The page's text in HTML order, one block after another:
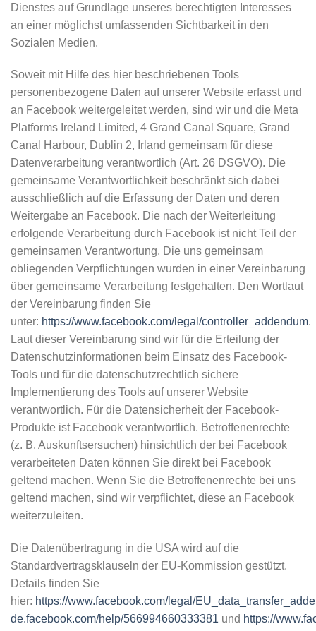
Dienstes auf Grundlage unseres berechtigten Interesses
an einer möglichst umfassenden Sichtbarkeit in den
Sozialen Medien.
Soweit mit Hilfe des hier beschriebenen Tools
personenbezogene Daten auf unserer Website erfasst und
an Facebook weitergeleitet werden, sind wir und die Meta
Platforms Ireland Limited, 4 Grand Canal Square, Grand
Canal Harbour, Dublin 2, Irland gemeinsam für diese
Datenverarbeitung verantwortlich (Art. 26 DSGVO). Die
gemeinsame Verantwortlichkeit beschränkt sich dabei
ausschließlich auf die Erfassung der Daten und deren
Weitergabe an Facebook. Die nach der Weiterleitung
erfolgende Verarbeitung durch Facebook ist nicht Teil der
gemeinsamen Verantwortung. Die uns gemeinsam
obliegenden Verpflichtungen wurden in einer Vereinbarung
über gemeinsame Verarbeitung festgehalten. Den Wortlaut
der Vereinbarung finden Sie
unter: https://www.facebook.com/legal/controller_addendum.
Laut dieser Vereinbarung sind wir für die Erteilung der
Datenschutzinformationen beim Einsatz des Facebook-
Tools und für die datenschutzrechtlich sichere
Implementierung des Tools auf unserer Website
verantwortlich. Für die Datensicherheit der Facebook-
Produkte ist Facebook verantwortlich. Betroffenenrechte
(z. B. Auskunftsersuchen) hinsichtlich der bei Facebook
verarbeiteten Daten können Sie direkt bei Facebook
geltend machen. Wenn Sie die Betroffenenrechte bei uns
geltend machen, sind wir verpflichtet, diese an Facebook
weiterzuleiten.
Die Datenübertragung in die USA wird auf die
Standardvertragsklauseln der EU-Kommission gestützt.
Details finden Sie
hier: https://www.facebook.com/legal/
de.facebook.com/help/566994660333381 und https://